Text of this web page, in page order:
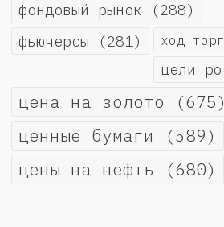
фондовый рынок (288)
фьючерсы (281) ход
цели
цена на золото (675)
ценные бумаги (589)
цены на нефть (680)